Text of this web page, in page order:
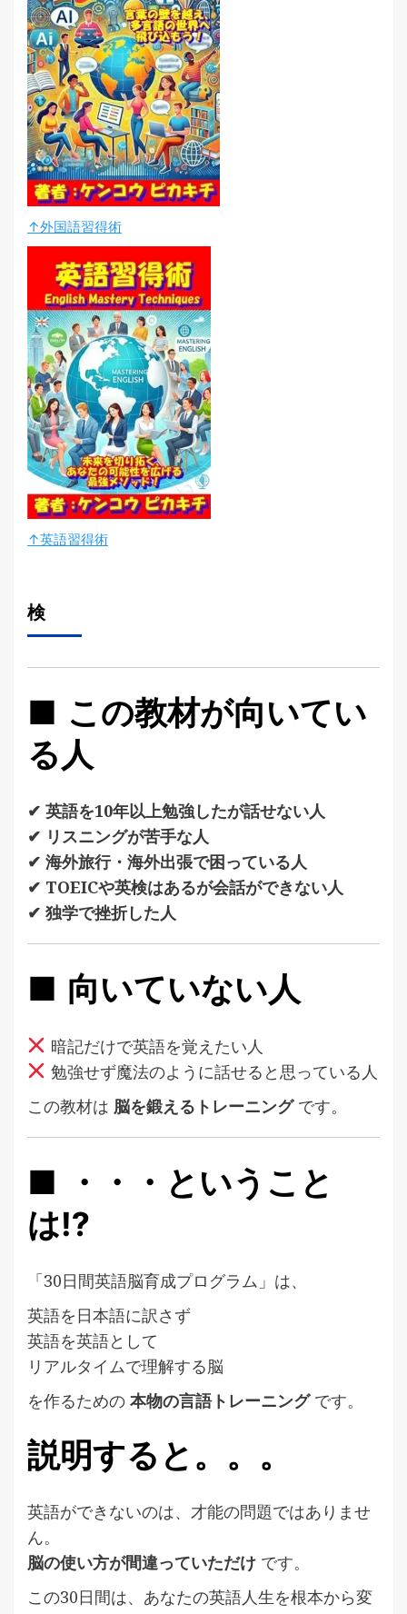
↑外国語習得術
↑英語習得術
検
■ この教材が向いてい
る人
✔ 英語を10年以上勉強したが話せない人
✔ リスニングが苦手な人
✔ 海外旅行・海外出張で困っている人
✔ TOEICや英検はあるが会話ができない人
✔ 独学で挫折した人
■ 向いていない人
暗記だけで英語を覚えたい人
勉強せず魔法のように話せると思っている人
この教材は 脳を鍛えるトレーニングです。
■ ・・・ということ
は⁉
「30日間英語脳育成プログラム」は、
英語を日本語に訳さず
英語を英語として
リアルタイムで理解する脳
を作るための 本物の言語トレーニングです。
説明すると。。。
英語ができないのは、才能の問題ではありませ
ん。
脳の使い方が間違っていただけ です。
この30日間は、あなたの英語人生を根本から変